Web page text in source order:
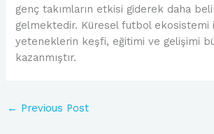
genç takımların etkisi giderek daha
gelmektedir. Küresel futbol ekosistemi
yeteneklerin keşfi, eğitimi ve gelişimi
kazanmıştır.
← Previous Post